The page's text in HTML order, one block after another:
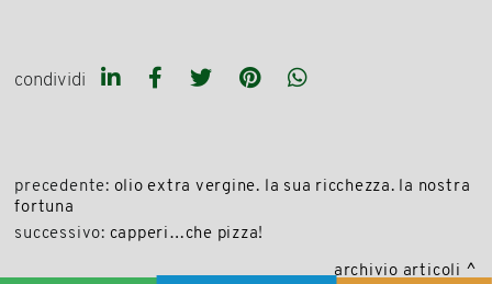
condividi
precedente: olio extra vergine. la sua ricchezza. la nostra
fortuna
successivo: capperi…che pizza!
archivio articoli